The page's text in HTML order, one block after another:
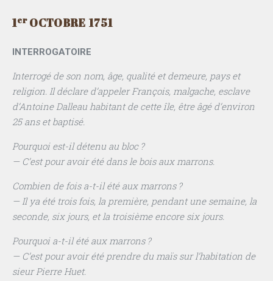
1er OCTOBRE 1751
INTERROGATOIRE
Interrogé de son nom, âge, qualité et demeure, pays et
religion. Il déclare d’appeler François, malgache, esclave
d’Antoine Dalleau habitant de cette île, être âgé d’environ
25 ans et baptisé.
Pourquoi est-il détenu au bloc ?
— C’est pour avoir été dans le bois aux marrons.
Combien de fois a-t-il été aux marrons ?
— Il ya été trois fois, la première, pendant une semaine, la
seconde, six jours, et la troisième encore six jours.
Pourquoi a-t-il été aux marrons ?
— C’est pour avoir été prendre du maïs sur l’habitation de
sieur Pierre Huet.